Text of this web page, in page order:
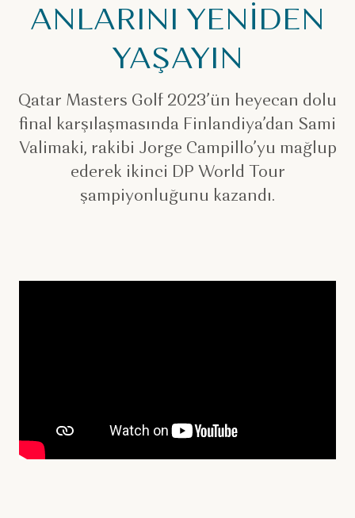
ANLARINI YENİDEN
YAŞAYIN
Qatar Masters Golf 2023’ün heyecan dolu
final karşılaşmasında Finlandiya’dan Sami
Valimaki, rakibi Jorge Campillo’yu mağlup
ederek ikinci DP World Tour
şampiyonluğunu kazandı.